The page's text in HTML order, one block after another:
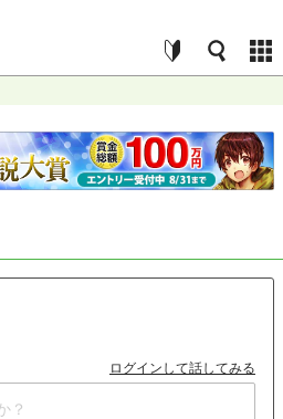
ログインして話してみる